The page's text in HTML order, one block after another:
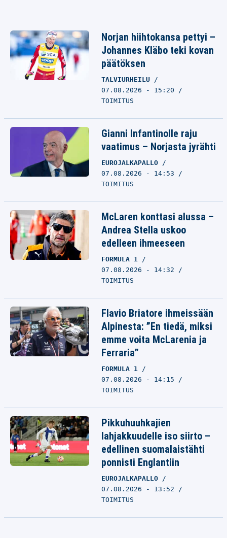
Norjan hiihtokansa pettyi –
Johannes Kläbo teki kovan
päätöksen
TALVIURHEILU
07.08.2026 - 15:20
TOIMITUS
Gianni Infantinolle raju
vaatimus – Norjasta jyrähti
EUROJALKAPALLO
07.08.2026 - 14:53
TOIMITUS
McLaren konttasi alussa –
Andrea Stella uskoo
edelleen ihmeeseen
FORMULA 1
07.08.2026 - 14:32
TOIMITUS
Flavio Briatore ihmeissään
Alpinesta: ”En tiedä, miksi
emme voita McLarenia ja
Ferraria”
FORMULA 1
07.08.2026 - 14:15
TOIMITUS
Pikkuhuuhkajien
lahjakkuudelle iso siirto –
edellinen suomalaistähti
ponnisti Englantiin
EUROJALKAPALLO
07.08.2026 - 13:52
TOIMITUS